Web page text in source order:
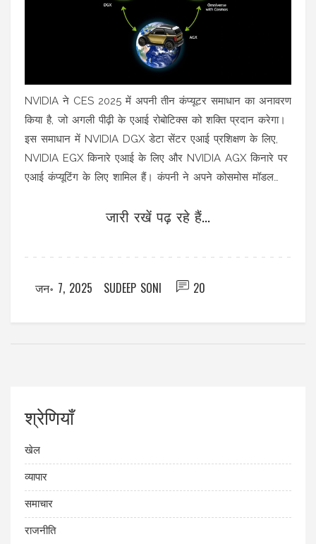
NVIDIA ने CES 2025 में अपनी तीन कंप्यूटर समाधान का अनावरण
किया है, जो अगली पीढ़ी के एआई रोबोटिक्स को शक्ति प्रदान करेगा।
इस समाधान में NVIDIA DGX डेटा सेंटर एआई प्रशिक्षण के लिए,
NVIDIA EGX किनारे एआई के लिए और NVIDIA AGX किनारे पर
एआई कंप्यूटिंग के लिए शामिल हैं। कंपनी ने अपने कोसमोस मॉडल
जारी रखें पढ़ रहे हैं...
जन॰ 7, 2025 SUDEEP SONI 20
श्रेणियाँ
खेल
व्यापार
समाचार
राजनीति